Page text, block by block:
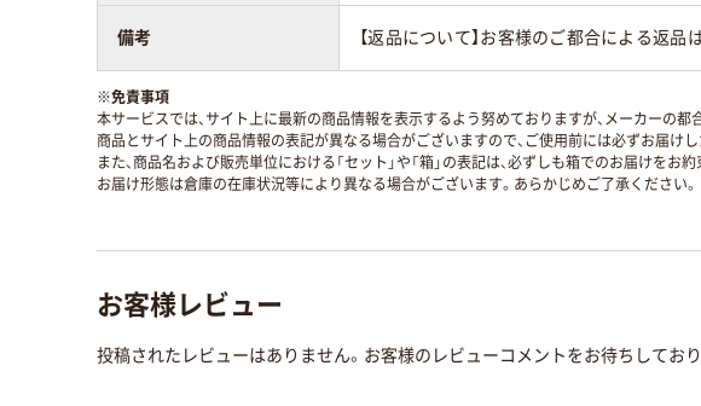
備考 【返品について】お客様のご都合による返品
※免責事項
本サービスでは、サイト上に最新の商品情報を表示するよう努めておりますが、メーカーの都
商品とサイト上の商品情報の表記が異なる場合がございますので、ご使用前には必ずお届け
また、商品名および販売単位における「セット」や「箱」の表記は、必ずしも箱でのお届けをお
お届け形態は倉庫の在庫状況等により異なる場合がございます。あらかじめご了承ください。
お客様レビュー
投稿されたレビューはありません。お客様のレビューコメントをお待ちしており